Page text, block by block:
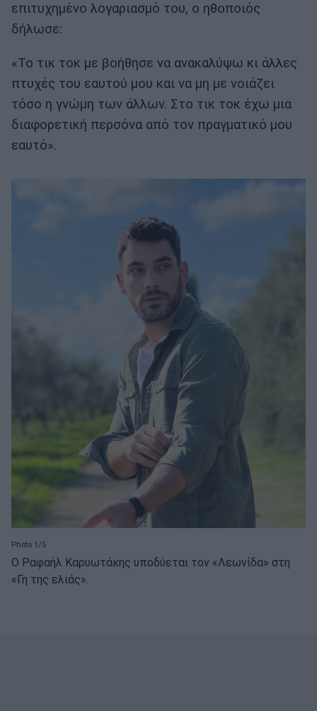
επιτυχημένο λογαριασμό του, ο ηθοποιός
δήλωσε:
«Το τικ τοκ με βοήθησε να ανακαλύψω κι άλλες
πτυχές του εαυτού μου και να μη με νοιάζει
τόσο η γνώμη των άλλων. Στο τικ τοκ έχω μια
διαφορετική περσόνα από τον πραγματικό μου
εαυτό».
Photo 1/5
Ο Ραφαήλ Καρυωτάκης υποδύεται τον «Λεωνίδα» στη
«Γη της ελιάς».